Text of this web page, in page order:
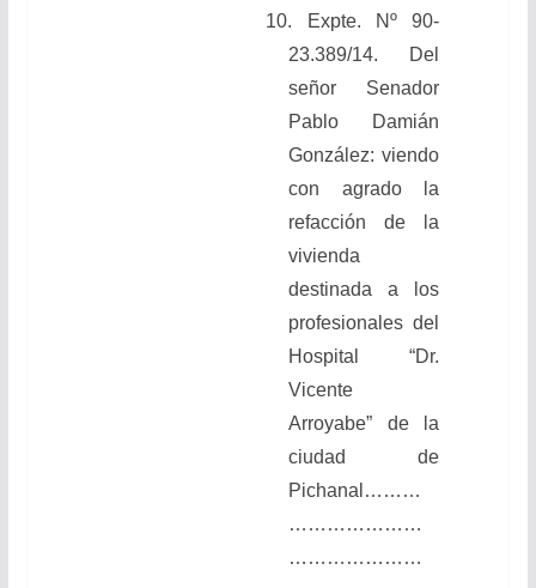
10. Expte. Nº 90-
23.389/14. Del
señor Senador
Pablo Damián
González: viendo
con agrado la
refacción de la
vivienda
destinada a los
profesionales del
Hospital “Dr.
Vicente
Arroyabe” de la
ciudad de
Pichanal………
…………………
…………………